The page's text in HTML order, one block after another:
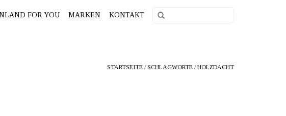
FOR YOU MARKEN KONTAKT
STARTSEITE /SCHLAGWORTE /HOLZDACHT